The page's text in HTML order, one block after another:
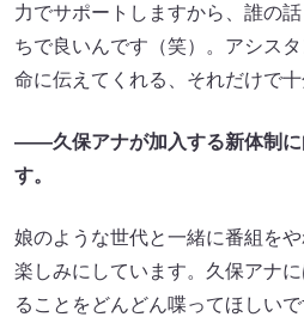
力でサポートしますから、誰の
ちで良いんです（笑）。アシス
命に伝えてくれる、それだけで十
――久保アナが加入する新体制に
す。
娘のような世代と一緒に番組を
楽しみにしています。久保アナ
ることをどんどん喋ってほしい